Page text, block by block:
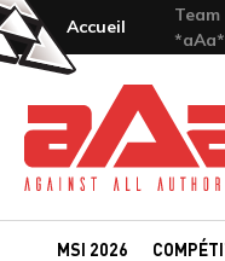
Accueil
Team-aAa - against
MSI 2026